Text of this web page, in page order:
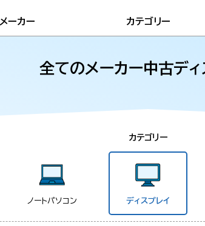
メーカー カテゴリー
全てのメーカー中古ディ
カテゴリー
ノートパソコン ディスプレイ